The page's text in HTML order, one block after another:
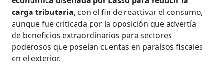
carga tributaria, con el fin de reactivar el consumo,
aunque fue criticada por la oposición que advertía
de beneficios extraordinarios para sectores
poderosos que poseían cuentas en paraísos fiscales
en el exterior.